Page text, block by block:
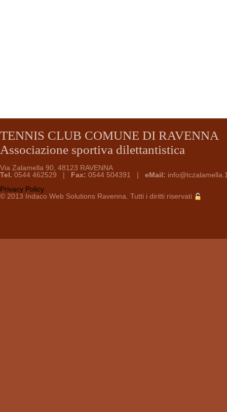
TENNIS CLUB COMUNE DI RAVENNA
Associazione sportiva dilettantistica
Via Zalamella 90, 48123 RAVENNA
Tel. 0544 462529 | Fax: 0544 504391 | eMail:
Privacy Policy
© 2013 Indaco Web Solutions Ravenna. Tutti i diritti riservati